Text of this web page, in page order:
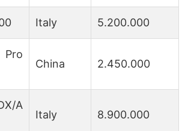
Italy 5.200.000
China 2.450.000
A
Italy 8.900.000